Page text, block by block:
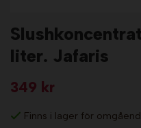
liter. Jafaris
349 kr
Finns i lager för